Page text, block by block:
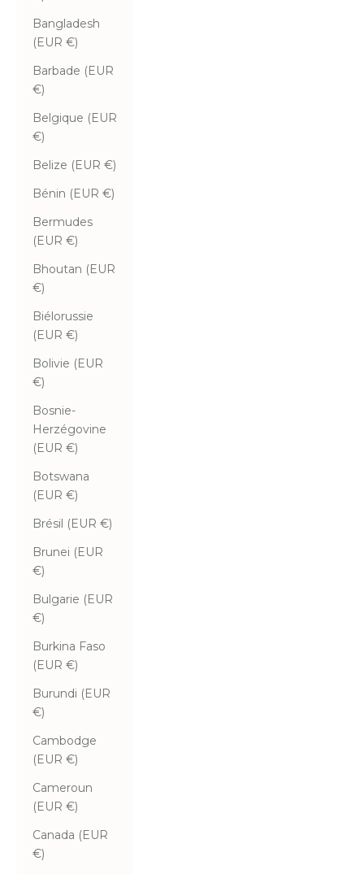
Bangladesh
(EUR €)
Barbade (EUR
€)
Belgique (EUR
€)
Belize (EUR €)
Bénin (EUR €)
Bermudes
(EUR €)
Bhoutan (EUR
€)
Biélorussie
(EUR €)
Bolivie (EUR
€)
Bosnie-
Herzégovine
(EUR €)
Botswana
(EUR €)
Brésil (EUR €)
Brunei (EUR
€)
Bulgarie (EUR
€)
Burkina Faso
(EUR €)
Burundi (EUR
€)
Cambodge
(EUR €)
Cameroun
(EUR €)
Canada (EUR
€)